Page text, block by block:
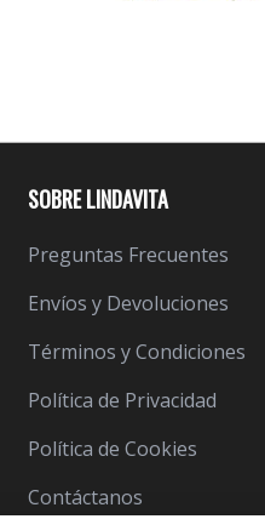
SOBRE LINDAVITA
Preguntas Frecuentes
Envíos y Devoluciones
Términos y Condiciones
Política de Privacidad
Política de Cookies
Contáctanos